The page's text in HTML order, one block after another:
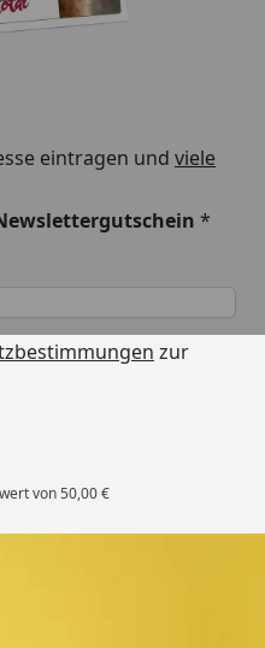
eintragen und viele
*
zur
von 50,00 €